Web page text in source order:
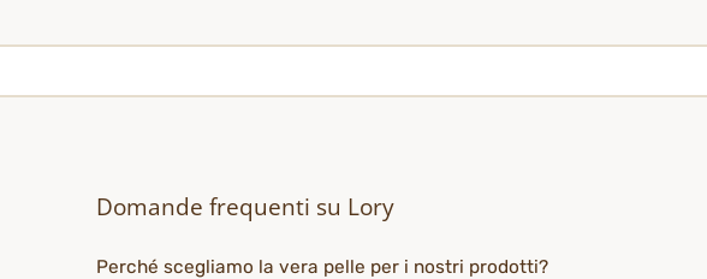
Domande frequenti su Lory
Perché scegliamo la vera pelle per i nostri prodotti?